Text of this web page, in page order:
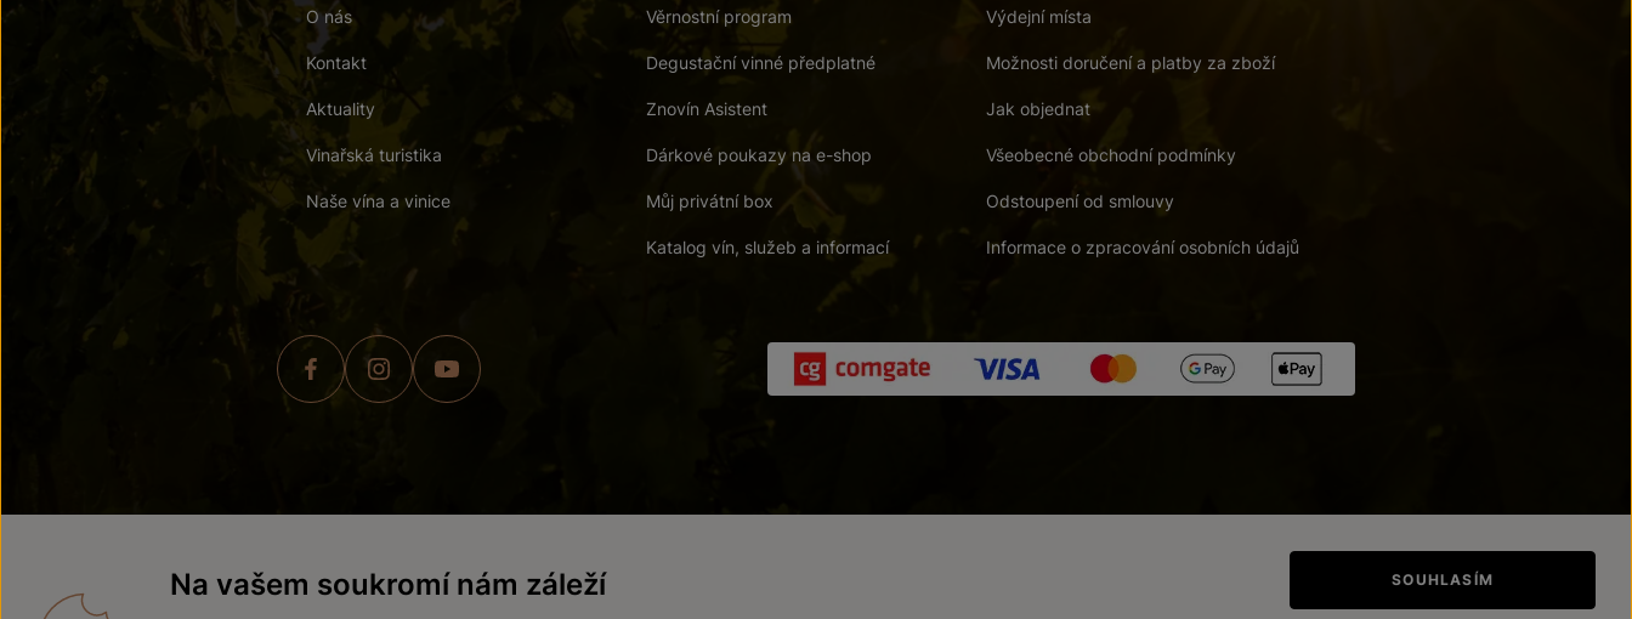
O nás
Kontakt
Aktuality
Vinařská turistika
Naše vína a vinice
Věrnostní program
Degustační vinné předplatné
Znovín Asistent
Dárkové poukazy na e-shop
Můj privátní box
Katalog vín, služeb a informací
Výdejní místa
Možnosti doručení a platby za zboží
Jak objednat
Všeobecné obchodní podmínky
Odstoupení od smlouvy
Informace o zpracování osobních údajů
Zákaz prodeje alkoholických nápojů osobám mladším 18 let.
Na vašem soukromí nám záleží SOUHLASÍM